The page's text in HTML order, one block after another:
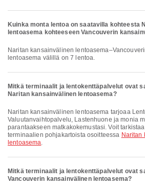
Kuinka monta lentoa on saatavilla kohteesta
lentoasema kohteeseen Vancouverin
Naritan kansainvälinen lentoasema–Vancouverin kansainvälinen
lentoasema välillä on 7 lentoa.
Mitkä terminaalit ja lentokenttäpalvelut ovat
Naritan kansainvälinen lentoasema?
Naritan kansainvälinen lentoasema tarjoaa Lentokenttähotelli,
Valuutanvaihtopalvelu, Lastenhuone ja monia
parantaakseen matkakokemustasi. Voit
terminaalien pohjakartoista osoitteessa Naritan
lentoasema.
Mitkä terminaalit ja lentokenttäpalvelut ovat
Vancouverin kansainvälinen lentoasema?